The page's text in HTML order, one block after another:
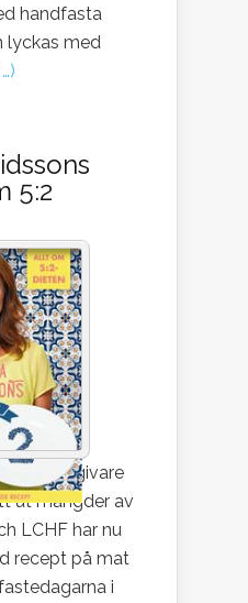
handfasta
lyckas med
5:2
kostrådgivare
ut mängder av
LCHF har nu
recept på mat
i